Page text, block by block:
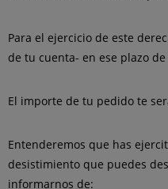
Para el ejercicio de este
de tu cuenta- en ese plazo de
El importe de tu pedido te
Entenderemos que has
desistimiento que puedes
informarnos de: